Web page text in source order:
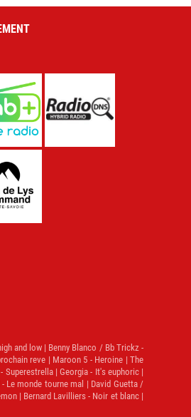
and low | Benny Blanco / Bb Trickz -
reve | Maroon 5 - Heroine | The
| Georgia - It's euphoric |
Le monde tourne mal | David Guetta /
| Bernard Lavilliers - Noir et blanc |